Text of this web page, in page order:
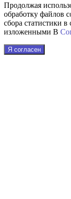
Продолжая
обработку файлов
сбора статистики
изложенными В
Я согласен